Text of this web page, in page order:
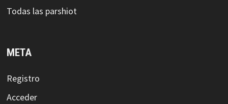
Todas las parshiot
META
Registro
Acceder